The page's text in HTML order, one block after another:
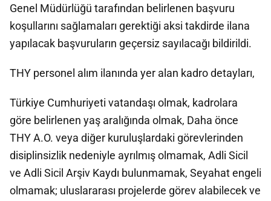
Genel Müdürlüğü tarafından belirlenen başvuru
koşullarını sağlamaları gerektiği aksi takdirde ilana
yapılacak başvuruların geçersiz sayılacağı bildirildi.
THY personel alım ilanında yer alan kadro detayları,
Türkiye Cumhuriyeti vatandaşı olmak, kadrolara
göre belirlenen yaş aralığında olmak, Daha önce
THY A.O. veya diğer kuruluşlardaki görevlerinden
disiplinsizlik nedeniyle ayrılmış olmamak, Adli Sicil
ve Adli Sicil Arşiv Kaydı bulunmamak, Seyahat engeli
olmamak; uluslararası projelerde görev alabilecek ve